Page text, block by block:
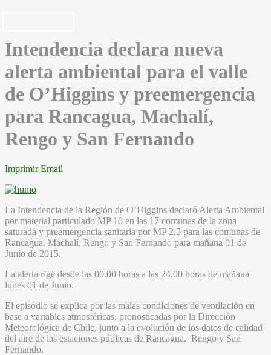
Intendencia declara nueva
alerta ambiental para el valle
de O’Higgins y preemergencia
para Rancagua, Machalí,
Rengo y San Fernando
Imprimir Email
La Intendencia de la Región de O’Higgins declaró Alerta Ambiental
por material particulado MP 10 en las 17 comunas de la zona
saturada y preemergencia sanitaria por MP 2,5 para las comunas de
Rancagua, Machalí, Rengo y San Fernando para mañana 01 de
Junio de 2015.
La alerta rige desde las 00.00 horas a las 24.00 horas de mañana
lunes 01 de Junio.
El episodio se explica por las malas condiciones de ventilación en
base a variables atmosféricas, pronosticadas por la Dirección
Meteorológica de Chile, junto a la evolución de los datos de calidad
del aire de las estaciones públicas de Rancagua, Rengo y San
Fernando.